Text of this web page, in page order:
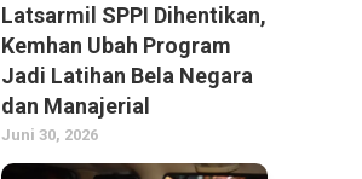
Latsarmil SPPI Dihentikan,
Kemhan Ubah Program
Jadi Latihan Bela Negara
dan Manajerial
Juni 30, 2026